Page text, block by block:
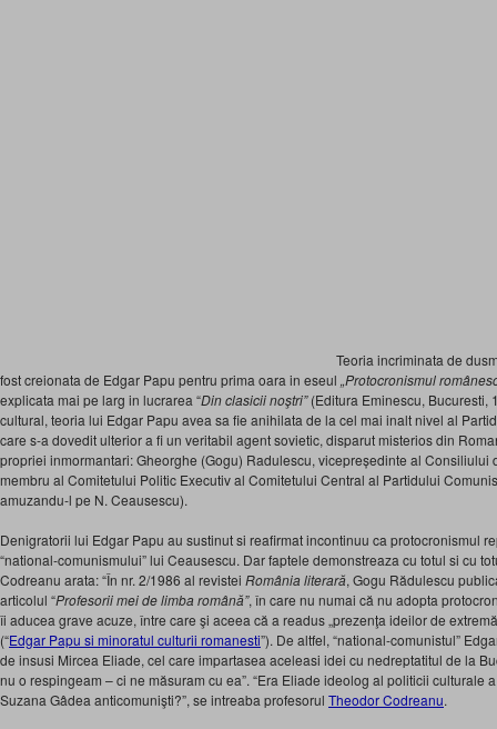
Teoria incriminata de
fost creionata de Edgar Papu pentru prima oara in eseul „Protocronismul
explicata mai pe larg in lucrarea “Din clasicii noştri”(Editura Eminescu, Bucuresti,
cultural, teoria lui Edgar Papu avea sa fie anihilata de la cel mai inalt nivel al
care s-a dovedit ulterior a fi un veritabil agent sovietic, disparut misterios din
propriei inmormantari: Gheorghe (Gogu) Radulescu, vicepreședinte al Consiliului
membru al Comitetului Politic Executiv al Comitetului Central al Partidului
amuzandu-l pe N. Ceausescu).
Denigratorii lui Edgar Papu au sustinut si reafirmat incontinuu ca protocronismul
“national-comunismului” lui Ceausescu. Dar faptele demonstreaza cu totul si cu
Codreanu arata: “În nr. 2/1986 al revistei România literară, Gogu Rădulescu
articolul “Profesorii mei de limba română”, în care nu numai că nu adopta
îi aducea grave acuze, între care şi aceea că a readus „prezenţa ideilor de
(“Edgar Papu si minoratul culturii romanesti”). De altfel, “national-comunistul”
de insusi Mircea Eliade, cel care impartasea aceleasi idei cu nedreptatitul de la
nu o respingeam – ci ne măsuram cu ea”. “Era Eliade ideolog al politicii culturale
Suzana Gâdea anticomunişti?”, se intreaba profesorul Theodor Codreanu.